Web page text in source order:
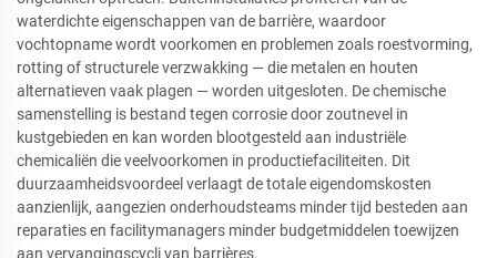
waterdichte eigenschappen van de barrière, waardoor
vochtopname wordt voorkomen en problemen zoals roestvorming,
rotting of structurele verzwakking — die metalen en houten
alternatieven vaak plagen — worden uitgesloten. De chemische
samenstelling is bestand tegen corrosie door zoutnevel in
kustgebieden en kan worden blootgesteld aan industriële
chemicaliën die veelvoorkomen in productiefaciliteiten. Dit
duurzaamheidsvoordeel verlaagt de totale eigendomskosten
aanzienlijk, aangezien onderhoudsteams minder tijd besteden aan
reparaties en facilitymanagers minder budgetmiddelen toewijzen
aan vervangingscycli van barrières.